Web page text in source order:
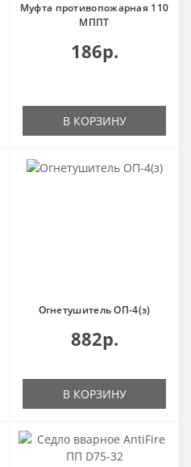
Муфта противопожарная 110
МППТ
186р.
В КОРЗИНУ
Огнетушитель ОП-4(з)
882р.
В КОРЗИНУ